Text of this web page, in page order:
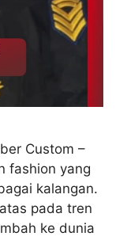
Custom –
fashion yang
kalangan.
pada tren
ke dunia